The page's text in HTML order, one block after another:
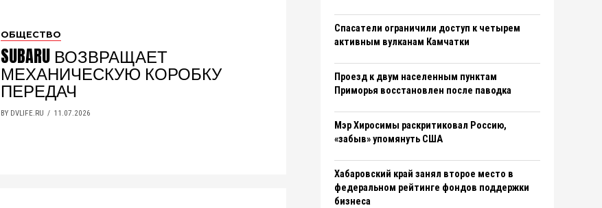
ОБЩЕСТВО
SUBARU ВОЗВРАЩАЕТ
МЕХАНИЧЕСКУЮ КОРОБКУ
ПЕРЕДАЧ
BY DVLIFE.RU 11.07.2026
Спасатели ограничили доступ к четырем
активным вулканам Камчатки
Проезд к двум населенным пунктам
Приморья восстановлен после паводка
Мэр Хиросимы раскритиковал Россию,
«забыв» упомянуть США
Хабаровский край занял второе место в
федеральном рейтинге фондов поддержки
бизнеса